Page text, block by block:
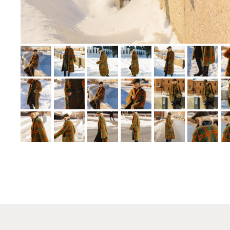
СМОТРИТЕ